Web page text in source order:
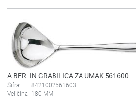
A BERLIN GRABILICA ZA UMAK 561600
Šifra:
8421002561603
Veličina: 180 MM